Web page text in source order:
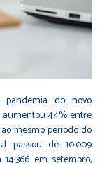
do novo
aumentou 44% entre
mesmo período do
passou de 10.009
em setembro,